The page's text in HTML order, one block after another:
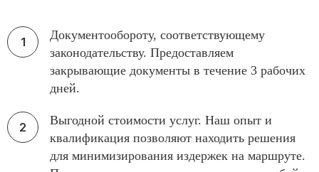
Документообороту, соответствующему
законодательству. Предоставляем
закрывающие документы в течение 3 рабочих
дней.
Выгодной стоимости услуг. Наш опыт и
квалификация позволяют находить решения
для минимизирования издержек на маршруте.